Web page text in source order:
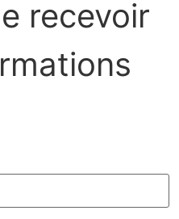
recevoir